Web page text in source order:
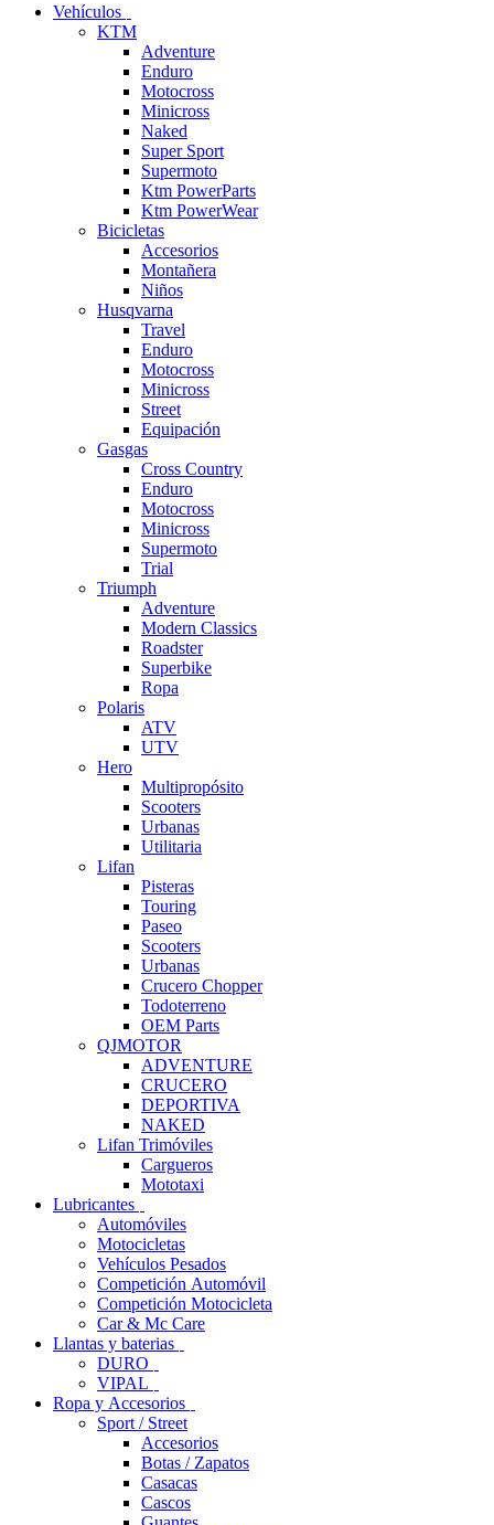
Vehículos
KTM
Adventure
Enduro
Motocross
Minicross
Naked
Super Sport
Supermoto
Ktm PowerParts
Ktm PowerWear
Bicicletas
Accesorios
Montañera
Niños
Husqvarna
Travel
Enduro
Motocross
Minicross
Street
Equipación
Gasgas
Cross Country
Enduro
Motocross
Minicross
Supermoto
Trial
Triumph
Adventure
Modern Classics
Roadster
Superbike
Ropa
Polaris
ATV
UTV
Hero
Multipropósito
Scooters
Urbanas
Utilitaria
Lifan
Pisteras
Touring
Paseo
Scooters
Urbanas
Crucero Chopper
Todoterreno
OEM Parts
QJMOTOR
ADVENTURE
CRUCERO
DEPORTIVA
NAKED
Lifan Trimóviles
Cargueros
Mototaxi
Lubricantes
Automóviles
Motocicletas
Vehículos Pesados
Competición Automóvil
Competición Motocicleta
Car & Mc Care
Llantas y baterias
DURO
VIPAL
Ropa y Accesorios
Sport / Street
Accesorios
Botas / Zapatos
Casacas
Cascos